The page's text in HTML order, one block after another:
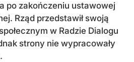
po zakończeniu ustawowej
Rząd przedstawił swoją
w Radzie Dialogu
strony nie wypracowały